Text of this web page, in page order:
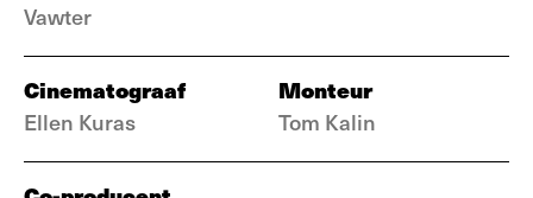
Vawter
Cinematograaf
Ellen Kuras
Monteur
Tom Kalin